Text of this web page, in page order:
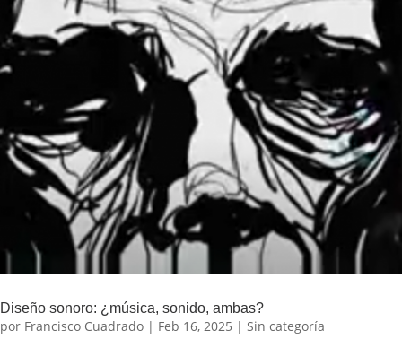
Diseño sonoro: ¿música, sonido, ambas?
por Francisco Cuadrado | Feb 16, 2025 | Sin categoría